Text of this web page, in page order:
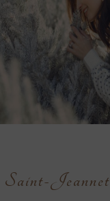
Saint-Jeannet